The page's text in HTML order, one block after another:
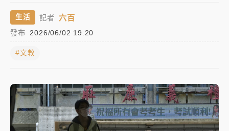
金控第2季海外曝險破31兆創高 日本年增45%居冠
韓股最壞時期已過？大摩估去槓桿完成逾半 波動率降
至2個月低
「白海豚」雨炸新北！通報109件災情 侯友宜揭這類災
生活 記者 六百
發布 2026/06/02 19:20
#文教